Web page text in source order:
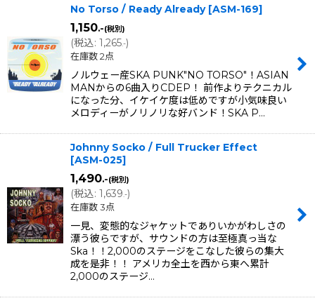
No Torso / Ready Already [ASM-169]
1,150.-(税別)
(税込: 1,265.-)
在庫数 2点
ノルウェー産SKA PUNK"NO TORSO"！ASIAN
MANからの6曲入りCDEP！ 前作よりテクニカル
になった分、イケイケ度は低めですが小気味良い
メロディーがノリノリな好バンド！SKA P…
Johnny Socko / Full Trucker Effect
[ASM-025]
1,490.-(税別)
(税込: 1,639.-)
在庫数 3点
一見、変態的なジャケットでありいかがわしさの
漂う彼らですが、サウンドの方は至極真っ当な
Ska！！2,000のステージをこなした彼らの集大
成を是非！！ アメリカ全土を西から東へ累計
2,000のステージ…